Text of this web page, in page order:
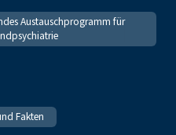
Austauschprogramm für
Fakten